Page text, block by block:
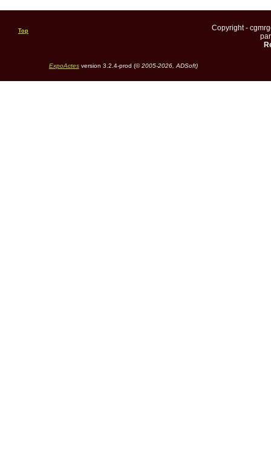
Top
Copyright -
ExpoActesversion 3.2.4-prod (©2005-2026, ADSoft)